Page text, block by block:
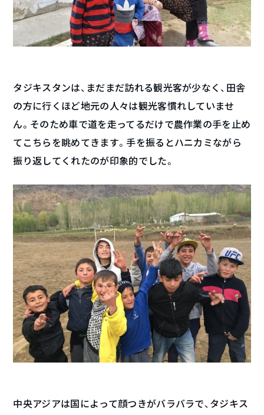
タジキスタンは、まだまだ訪れる観光客が少なく、田舎
の方に行くほど地元の人々は観光客慣れしていませ
ん。そのため車で道を走ってるだけで農作業の手を止め
てこちらを眺めてきます。手を振るとハニカミながら
振り返してくれたのが印象的でした。
中央アジアは国によって顔つきがバラバラで、タジキス